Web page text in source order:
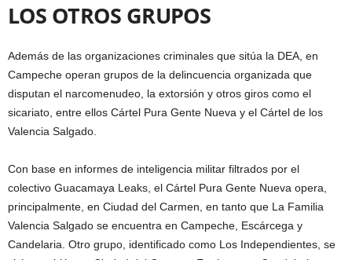
LOS OTROS GRUPOS
Además de las organizaciones criminales que sitúa la DEA, en
Campeche operan grupos de la delincuencia organizada que
disputan el narcomenudeo, la extorsión y otros giros como el
sicariato, entre ellos Cártel Pura Gente Nueva y el Cártel de los
Valencia Salgado.
Con base en informes de inteligencia militar filtrados por el
colectivo Guacamaya Leaks, el Cártel Pura Gente Nueva opera,
principalmente, en Ciudad del Carmen, en tanto que La Familia
Valencia Salgado se encuentra en Campeche, Escárcega y
Candelaria. Otro grupo, identificado como Los Independientes, se